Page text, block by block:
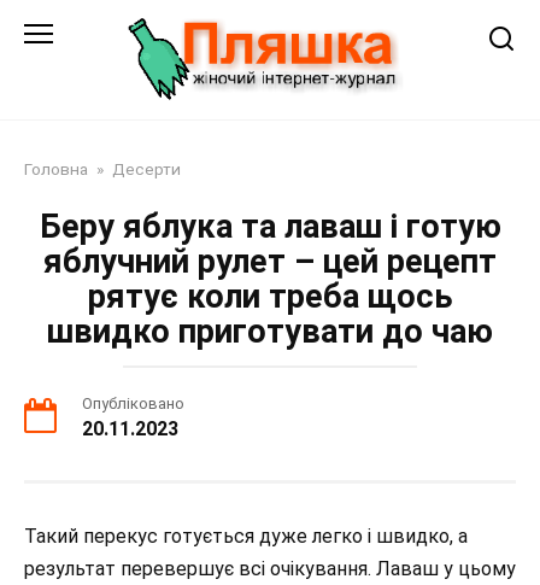
Головна » Десерти
Беру яблука та лаваш і готую
яблучний рулет – цей рецепт
рятує коли треба щось
швидко приготувати до чаю
Опубліковано
20.11.2023
Такий перекус готується дуже легко і швидко, а
результат перевершує всі очікування. Лаваш у цьому